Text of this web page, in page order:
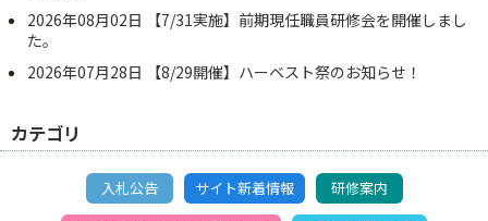
2026年08月02日
【7/31実施】前期現任職員研修会を開催しまし
た。
2026年07月28日
【8/29開催】ハーベスト祭のお知らせ！
カテゴリ
入札公告 サイト新着情報
研修案内